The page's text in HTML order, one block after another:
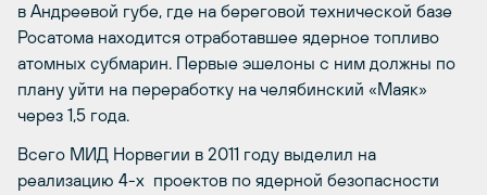
в Андреевой губе, где на береговой технической базе
Росатома находится отработавшее ядерное топливо
атомных субмарин. Первые эшелоны с ним должны по
плану уйти на переработку на челябинский «Маяк»
через 1,5 года.
Всего МИД Норвегии в 2011 году выделил на
реализацию 4-х проектов по ядерной безопасности